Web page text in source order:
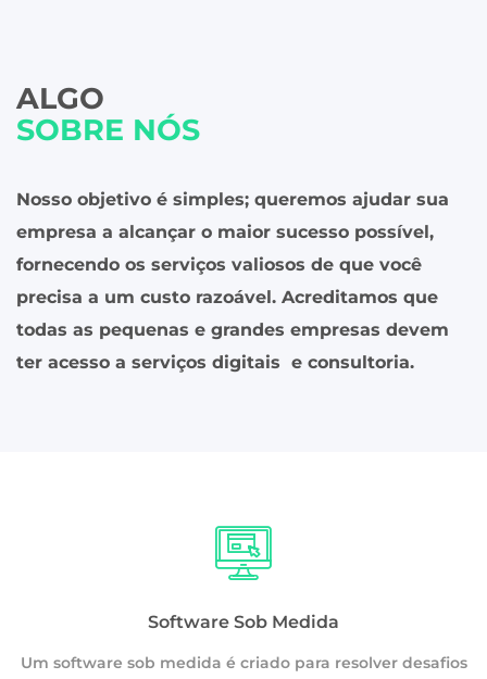
ALGO
SOBRE NÓS
Nosso objetivo é simples; queremos ajudar sua
empresa a alcançar o maior sucesso possível,
fornecendo os serviços valiosos de que você
precisa a um custo razoável. Acreditamos que
todas as pequenas e grandes empresas devem
ter acesso a serviços digitais e consultoria.
Software Sob Medida
Um software sob medida é criado para resolver desafios